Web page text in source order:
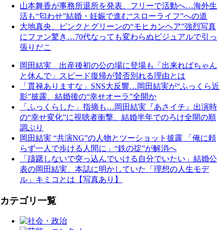
山本舞香が事務所退所を発表、フリーで活動へ…海外生
活も“匂わせ”結婚・妊娠で進む“スローライフ”への道
大地真央、ピンクとグリーンの“モヒカンヘア”強烈写真
にファン驚き…70代なっても変わらぬビジュアルで引っ
張りだこ
岡田結実 出産後初の公の場に登場も「出来ればちゃん
と休んで」スピード復帰が賛否別れる理由とは
「貫禄ありますな」SNS大反響…岡田結実が“ふっくら近
影”披露、結婚後の“幸せオーラ”全開か
「ふっくらした」指摘も…岡田結実『あさイチ』出演時
の“幸せ変化”に視聴者衝撃、結婚半年でのろけ全開の順
調ぶり
岡田結実 “共演NG”の人物とツーショット披露 「俺に頼
らず一人で歩ける人間に」“鉄の掟”が解消へ
「躊躇しないで突っ込んでいける自分でいたい」結婚公
表の岡田結実、本誌に明かしていた「理想の人生モデ
ル」キミコとは【写真あり】
カテゴリ一覧